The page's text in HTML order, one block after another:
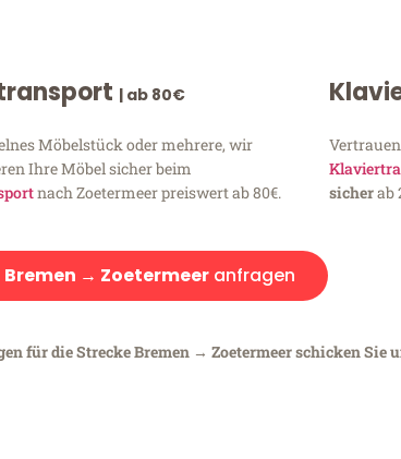
| ab 80€
Möbelstück oder mehrere, wir
Ihre Möbel sicher beim
nach Zoetermeer preiswert ab 80€.
sicherab
Bremen → Zoetermeeranfragen
für die Strecke Bremen → Zoetermeer schicken Sie